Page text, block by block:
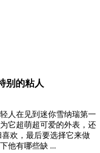
别的粘人
在见到迷你雪纳瑞第一
它超萌超可爱的外表，还
欢，最后要选择它来做
他有哪些缺 ...